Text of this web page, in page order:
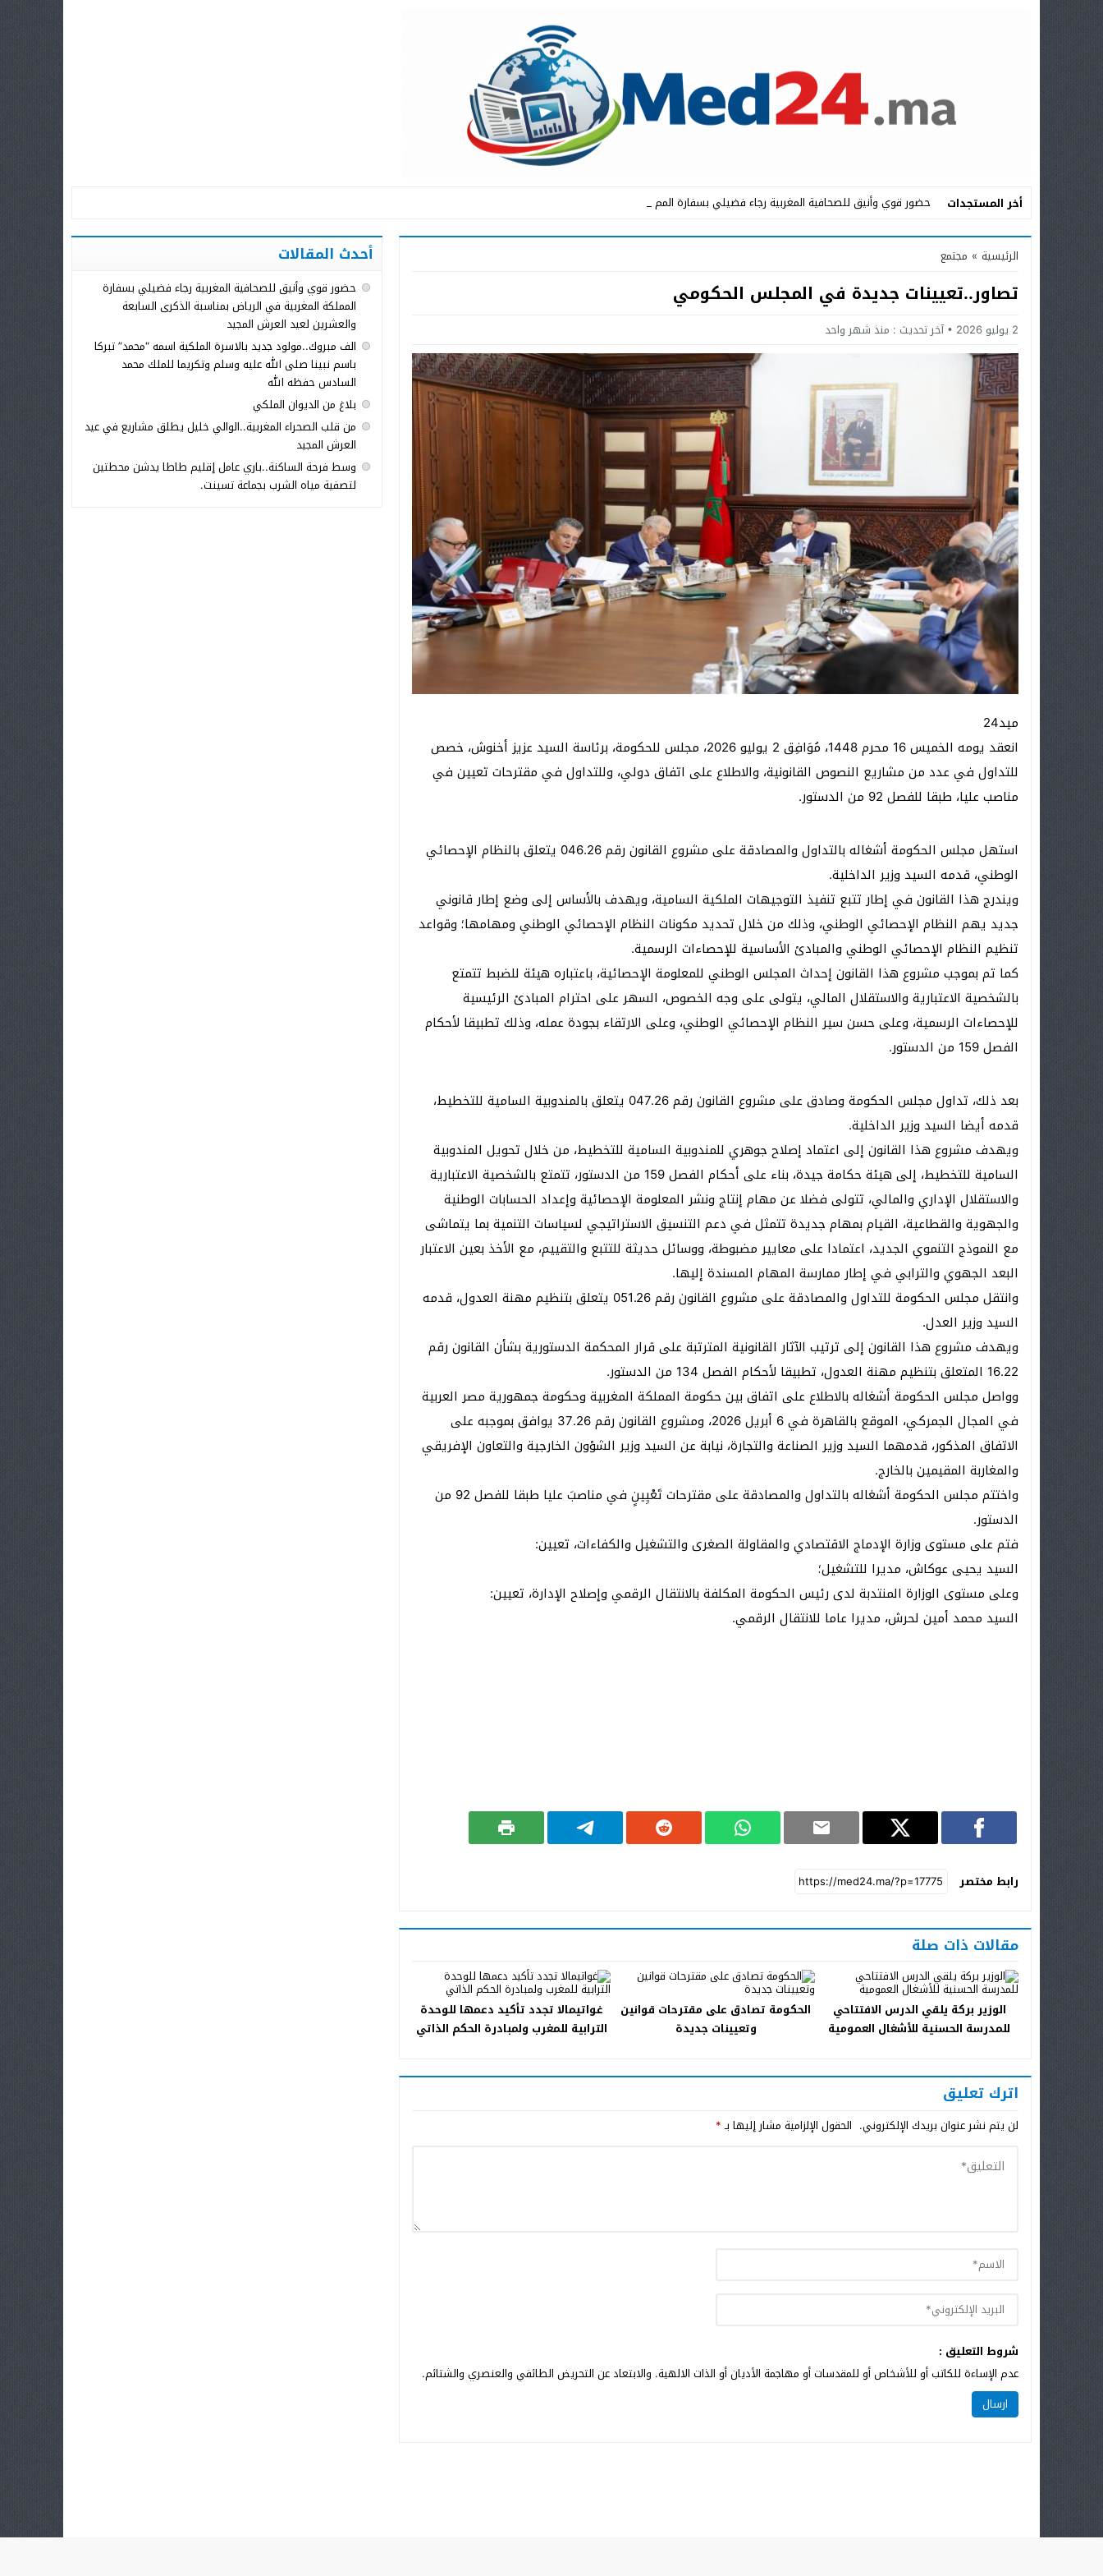
أخر المستجدات
حضور قوي وأنيق للصحافية المغربية رجاء فضيلي بسفارة المملكة المغربية _
Stop
Next
الرئيسية » مجتمع
تصاور..تعيينات جديدة في المجلس الحكومي
2 يوليو 2026 آخر تحديث : منذ شهر واحد
ميد24
انعقد يومه الخميس 16 محرم 1448، مُوَافِق 2 يوليو 2026، مجلس للحكومة، برئاسة السيد عزيز أخنوش، خصص
للتداول في عدد من مشاريع النصوص القانونية، والاطلاع على اتفاق دولي، وللتداول في مقترحات تعيين في
مناصب عليا، طبقا للفصل 92 من الدستور.
استهل مجلس الحكومة أشغاله بالتداول والمصادقة على مشروع القانون رقم 046.26 يتعلق بالنظام الإحصائي
الوطني، قدمه السيد وزير الداخلية.
ويندرج هذا القانون في إطار تتبع تنفيذ التوجيهات الملكية السامية، ويهدف بالأساس إلى وضع إطار قانوني
جديد يهم النظام الإحصائي الوطني، وذلك من خلال تحديد مكونات النظام الإحصائي الوطني ومهامها؛ وقواعد
تنظيم النظام الإحصائي الوطني والمبادئ الأساسية للإحصاءات الرسمية.
كما تم بموجب مشروع هذا القانون إحداث المجلس الوطني للمعلومة الإحصائية، باعتباره هيئة للضبط تتمتع
بالشخصية الاعتبارية والاستقلال المالي، يتولى على وجه الخصوص، السهر على احترام المبادئ الرئيسية
للإحصاءات الرسمية، وعلى حسن سير النظام الإحصائي الوطني، وعلى الارتقاء بجودة عمله، وذلك تطبيقا لأحكام
الفصل 159 من الدستور.
بعد ذلك، تداول مجلس الحكومة وصادق على مشروع القانون رقم 047.26 يتعلق بالمندوبية السامية للتخطيط،
قدمه أيضا السيد وزير الداخلية.
ويهدف مشروع هذا القانون إلى اعتماد إصلاح جوهري للمندوبية السامية للتخطيط، من خلال تحويل المندوبية
السامية للتخطيط، إلى هيئة حكامة جيدة، بناء على أحكام الفصل 159 من الدستور، تتمتع بالشخصية الاعتبارية
والاستقلال الإداري والمالي، تتولى فضلا عن مهام إنتاج ونشر المعلومة الإحصائية وإعداد الحسابات الوطنية
والجهوية والقطاعية، القيام بمهام جديدة تتمثل في دعم التنسيق الاستراتيجي لسياسات التنمية بما يتماشى
مع النموذج التنموي الجديد، اعتمادا على معايير مضبوطة، ووسائل حديثة للتتبع والتقييم، مع الأخذ بعين الاعتبار
البعد الجهوي والترابي في إطار ممارسة المهام المسندة إليها.
وانتقل مجلس الحكومة للتداول والمصادقة على مشروع القانون رقم 051.26 يتعلق بتنظيم مهنة العدول، قدمه
السيد وزير العدل.
ويهدف مشروع هذا القانون إلى ترتيب الآثار القانونية المترتبة على قرار المحكمة الدستورية بشأن القانون رقم
16.22 المتعلق بتنظيم مهنة العدول، تطبيقا لأحكام الفصل 134 من الدستور.
وواصل مجلس الحكومة أشغاله بالاطلاع على اتفاق بين حكومة المملكة المغربية وحكومة جمهورية مصر العربية
في المجال الجمركي، الموقع بالقاهرة في 6 أبريل 2026، ومشروع القانون رقم 37.26 يوافق بموجبه على
الاتفاق المذكور، قدمهما السيد وزير الصناعة والتجارة، نيابة عن السيد وزير الشؤون الخارجية والتعاون الإفريقي
والمغاربة المقيمين بالخارج.
واختتم مجلس الحكومة أشغاله بالتداول والمصادقة على مقترحات تَعْيِينٍ في مناصبَ عليا طبقا للفصل 92 من
الدستور.
فتم على مستوى وزارة الإدماج الاقتصادي والمقاولة الصغرى والتشغيل والكفاءات، تعيين:
السيد يحيى عوكاش، مديرا للتشغيل؛
وعلى مستوى الوزارة المنتدبة لدى رئيس الحكومة المكلفة بالانتقال الرقمي وإصلاح الإدارة، تعيين:
السيد محمد أمين لحرش، مديرا عاما للانتقال الرقمي.
رابط مختصر
مقالات ذات صلة
الوزير بركة يلقي الدرس الافتتاحي
للمدرسة الحسنية للأشغال العمومية
الحكومة تصادق على مقترحات قوانين
وتعيينات جديدة
غواتيمالا تجدد تأكيد دعمها للوحدة
الترابية للمغرب ولمبادرة الحكم الذاتي
اترك تعليق
لن يتم نشر عنوان بريدك الإلكتروني. الحقول الإلزامية مشار إليها بـ*
شروط التعليق :
عدم الإساءة للكاتب أو للأشخاص أو للمقدسات أو مهاجمة الأديان أو الذات الالهية. والابتعاد عن التحريض الطائفي والعنصري والشتائم.
أحدث المقالات
حضور قوي وأنيق للصحافية المغربية رجاء فضيلي بسفارة
المملكة المغربية في الرياض بمناسبة الذكرى السابعة
والعشرين لعيد العرش المجيد
الف مبروك..مولود جديد بالاسرة الملكية اسمه “محمد” تبركا
باسم نبينا صلى الله عليه وسلم وتكريما للملك محمد
السادس حفظه الله
بلاغ من الديوان الملكي
من قلب الصحراء المغربية..الوالي خليل يطلق مشاريع في عيد
العرش المجيد
وسط فرحة الساكنة..باري عامل إقليم طاطا يدشن محطتين
لتصفية مياه الشرب بجماعة تسينت.